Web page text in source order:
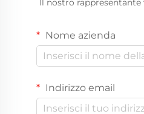
Il nostro
Nome azienda
Indirizzo email